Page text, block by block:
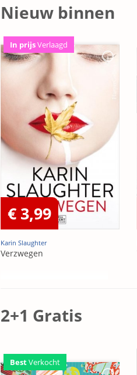
Nieuw binnen
In prijsVerlaagd
€ 3,99
Karin Slaughter
Verzwegen
2+1 Gratis
BestVerkocht